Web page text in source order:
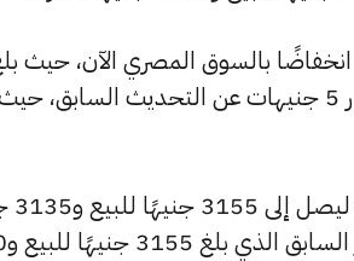
للبيع و3140 جنيهًا للشراء.